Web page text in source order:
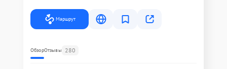
Маршрут
ОбзорОтзывы 280